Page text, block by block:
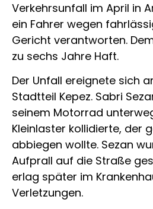
Verkehrsunfall im April in
ein Fahrer wegen
Gericht verantworten.
zu sechs Jahre Haft.
Der Unfall ereignete sich
Stadtteil Kepez. Sabri
seinem Motorrad
Kleinlaster kollidierte, der
abbiegen wollte. Sezan
Aufprall auf die Straße
erlag später im
Verletzungen.